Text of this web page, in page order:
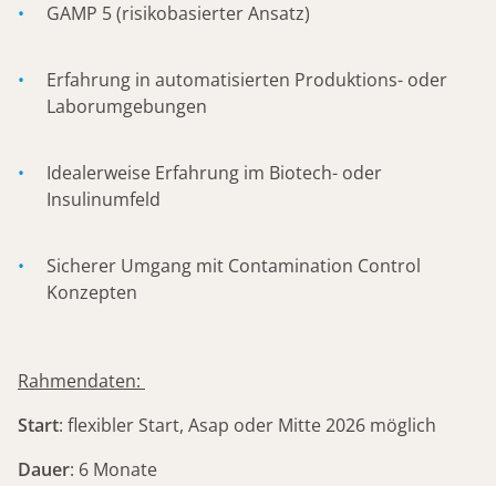
GAMP 5 (risikobasierter Ansatz)
Erfahrung in automatisierten Produktions- oder
Laborumgebungen
Idealerweise Erfahrung im Biotech- oder
Insulinumfeld
Sicherer Umgang mit Contamination Control
Konzepten
Rahmendaten:
Start: flexibler Start, Asap oder Mitte 2026 möglich
Dauer: 6 Monate